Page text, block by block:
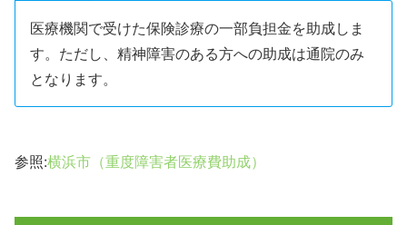
医療機関で受けた保険診療の一部負担金を助成しま
す。ただし、精神障害のある方への助成は通院のみ
となります。
参照:横浜市（重度障害者医療費助成）